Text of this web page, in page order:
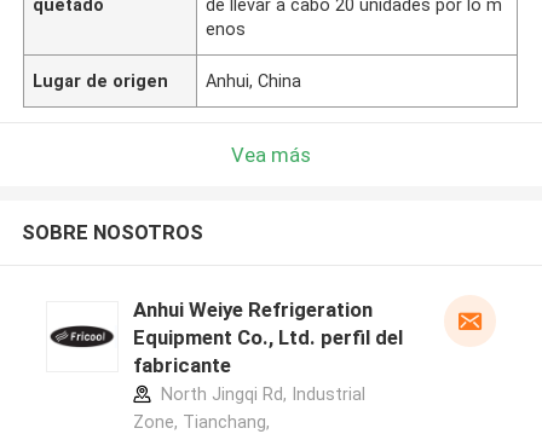
quetado
de llevar a cabo 20 unidades por lo m
enos
Lugar de origen Anhui, China
Vea más
SOBRE NOSOTROS
Anhui Weiye Refrigeration
Equipment Co., Ltd. perfil del
fabricante
North Jingqi Rd, Industrial
Zone, Tianchang,